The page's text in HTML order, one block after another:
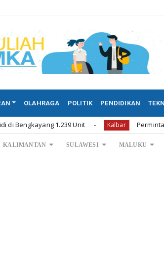
OLAHRAGA POLITIK PENDIDIKAN
1.239 Unit Kalbar Permintaan
KALIMANTAN SULAWESI MALUKU